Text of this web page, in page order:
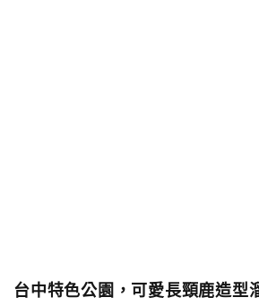
台中特色公園，可愛長頸鹿造型